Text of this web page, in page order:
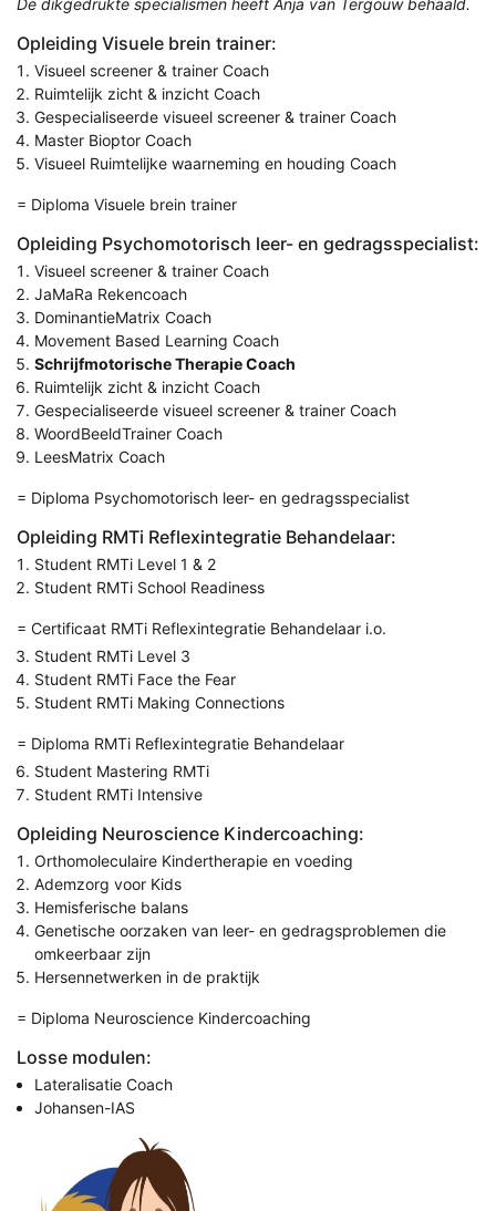
Opleiding Visuele brein trainer:
Visueel screener & trainer Coach
Ruimtelijk zicht & inzicht Coach
Gespecialiseerde visueel screener & trainer Coach
Master Bioptor Coach
Visueel Ruimtelijke waarneming en houding Coach
= Diploma Visuele brein trainer
Opleiding Psychomotorisch leer- en gedragsspecialist:
Visueel screener & trainer Coach
JaMaRa Rekencoach
DominantieMatrix Coach
Movement Based Learning Coach
Schrijfmotorische Therapie Coach
Ruimtelijk zicht & inzicht Coach
Gespecialiseerde visueel screener & trainer Coach
WoordBeeldTrainer Coach
LeesMatrix Coach
= Diploma Psychomotorisch leer- en gedragsspecialist
Opleiding RMTi Reflexintegratie Behandelaar:
Student RMTi Level 1 & 2
Student RMTi School Readiness
= Certificaat RMTi Reflexintegratie Behandelaar i.o.
Student RMTi Level 3
Student RMTi Face the Fear
Student RMTi Making Connections
= Diploma RMTi Reflexintegratie Behandelaar
Student Mastering RMTi
Student RMTi Intensive
Opleiding Neuroscience Kindercoaching:
Orthomoleculaire Kindertherapie en voeding
Ademzorg voor Kids
Hemisferische balans
Genetische oorzaken van leer- en gedragsproblemen die
omkeerbaar zijn
Hersennetwerken in de praktijk
= Diploma Neuroscience Kindercoaching
Losse modulen:
Lateralisatie Coach
Johansen-IAS